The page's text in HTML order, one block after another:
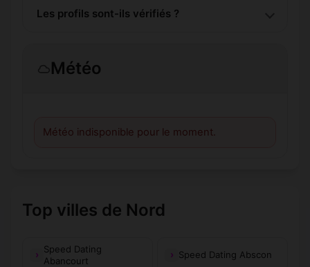
Les profils sont-ils vérifiés ?
Météo
Météo indisponible pour le moment.
Top villes de Nord
Speed Dating
Abancourt
Speed Dating Abscon